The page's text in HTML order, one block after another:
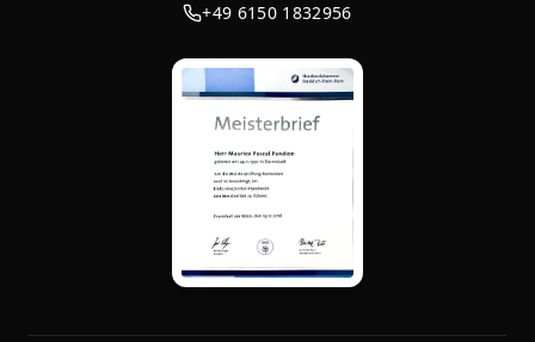
+49 6150 1832956